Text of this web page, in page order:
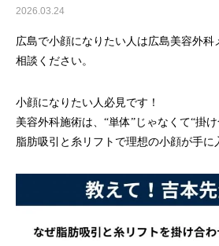
2026.03.24
広島で小顔になりたい人は広島美容外
相談ください。
小顔になりたい人必見です！
美容外科施術は、“単体”じゃなくて“掛け
脂肪吸引と糸リフトで理想の小顔が手に